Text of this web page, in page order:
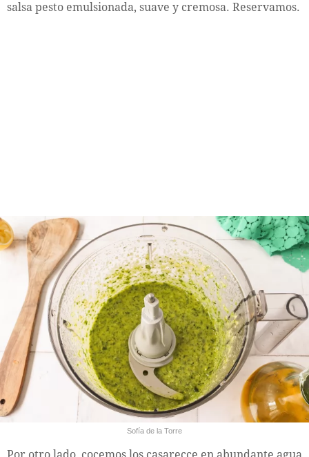
salsa pesto emulsionada, suave y cremosa. Reservamos.
Sofía de la Torre
Por otro lado, cocemos los casarecce en abundante agua